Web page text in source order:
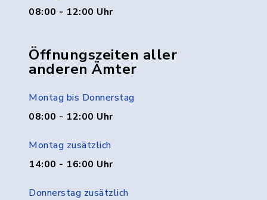
08:00 - 12:00 Uhr
Öffnungszeiten aller
anderen Ämter
Montag bis Donnerstag
08:00 - 12:00 Uhr
Montag zusätzlich
14:00 - 16:00 Uhr
Donnerstag zusätzlich